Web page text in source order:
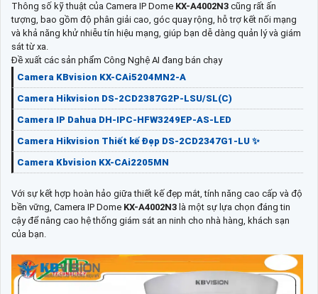
Thông số kỹ thuật của Camera IP Dome KX-A4002N3 cũng rất ấn
tượng, bao gồm độ phân giải cao, góc quay rộng, hỗ trợ kết nối mạng
và khả năng khử nhiễu tín hiệu mạng, giúp bạn dễ dàng quản lý và giám
sát từ xa.
Đề xuất các sản phẩm Công Nghệ AI đang bán chạy
Camera KBvision KX-CAi5204MN2-A
Camera Hikvision DS-2CD2387G2P-LSU/SL(C)
Camera IP Dahua DH-IPC-HFW3249EP-AS-LED
Camera Hikvision Thiết kế Đẹp DS-2CD2347G1-LU ✨
Camera Kbvision KX-CAi2205MN
Với sự kết hợp hoàn hảo giữa thiết kế đẹp mắt, tính năng cao cấp và độ
bền vững, Camera IP Dome KX-A4002N3 là một sự lựa chọn đáng tin
cậy để nâng cao hệ thống giám sát an ninh cho nhà hàng, khách sạn
của bạn.